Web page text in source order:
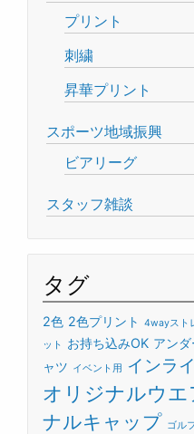
プリント
刺繍
昇華プリント
スポーツ地域振興
ビアリーグ
スタッフ雑談
タグ
2色 2色プリント 4wayスト
ット
お持ち込みOK アン
ャツ イベント用 インラ
オリジナルウエ
ナルキャップ ゴル